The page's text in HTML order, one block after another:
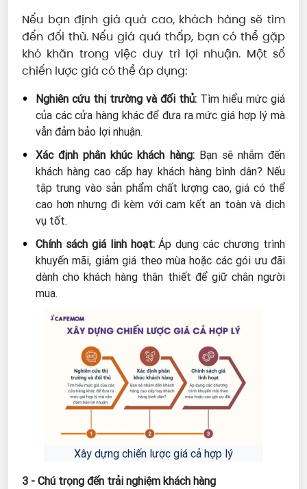
Nếu bạn định giá quá cao, khách hàng sẽ tìm
đến đối thủ. Nếu giá quá thấp, bạn có thể gặp
khó khăn trong việc duy trì lợi nhuận. Một số
chiến lược giá có thể áp dụng:
Nghiên cứu thị trường và đối thủ: Tìm hiểu mức giá
của các cửa hàng khác để đưa ra mức giá hợp lý mà
vẫn đảm bảo lợi nhuận.
Xác định phân khúc khách hàng:Bạn sẽ nhắm đến
khách hàng cao cấp hay khách hàng bình dân? Nếu
tập trung vào sản phẩm chất lượng cao, giá có thể
cao hơn nhưng đi kèm với cam kết an toàn và dịch
vụ tốt.
Chính sách giá linh hoạt:Áp dụng các chương trình
khuyến mãi, giảm giá theo mùa hoặc các gói ưu đãi
dành cho khách hàng thân thiết để giữ chân người
mua.
Xây dựng chiến lược giá cả hợp lý
3 - Chú trọng đến trải nghiệm khách hàng